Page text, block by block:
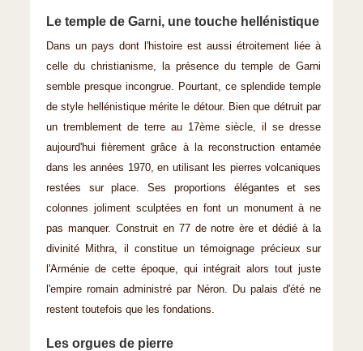
Le temple de Garni, une touche hellénistique
Dans un pays dont l'histoire est aussi étroitement liée à
celle du christianisme, la présence du temple de Garni
semble presque incongrue. Pourtant, ce splendide temple
de style hellénistique mérite le détour. Bien que détruit par
un tremblement de terre au 17ème siècle, il se dresse
aujourd'hui fièrement grâce à la reconstruction entamée
dans les années 1970, en utilisant les pierres volcaniques
restées sur place. Ses proportions élégantes et ses
colonnes joliment sculptées en font un monument à ne
pas manquer. Construit en 77 de notre ère et dédié à la
divinité Mithra, il constitue un témoignage précieux sur
l'Arménie de cette époque, qui intégrait alors tout juste
l'empire romain administré par Néron. Du palais d'été ne
restent toutefois que les fondations.
Les orgues de pierre